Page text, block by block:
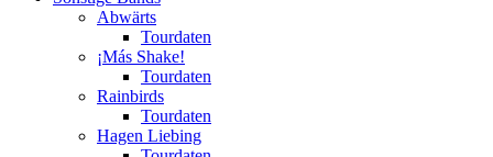
Abwärts
Tourdaten
¡Más Shake!
Tourdaten
Rainbirds
Tourdaten
Hagen Liebing